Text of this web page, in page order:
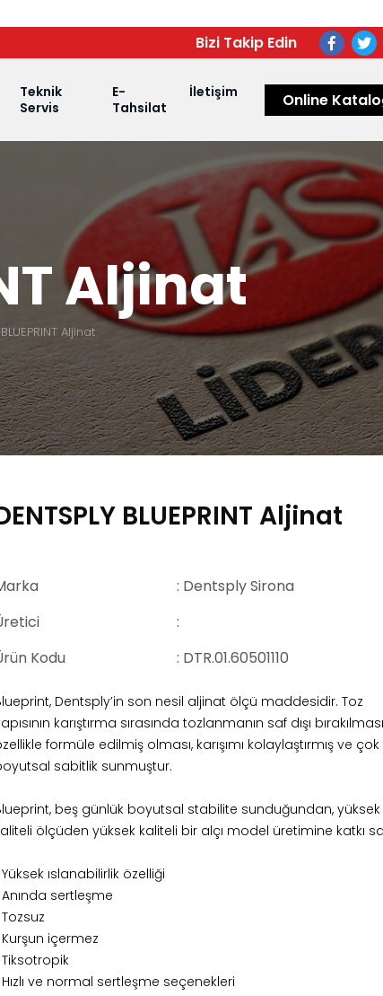
Bizi Takip Edin
Teknik
Servis
E-
Tahsilat
İletişim Online
Aljinat
Aljinat
BLUEPRINT Aljinat
: Dentsply Sirona
:
Kodu
: DTR.01.60501110
Dentsply’in son nesil aljinat ölçü maddesidir. Toz
karıştırma sırasında tozlanmanın saf dışı
formüle edilmiş olması, karışımı kolaylaştırmış ve
sabitlik sunmuştur.
beş günlük boyutsal stabilite sunduğundan, yüksek
ölçüden yüksek kaliteli bir alçı model üretimine katkı
Yüksek ıslanabilirlik özelliği
Anında sertleşme
Tozsuz
Kurşun içermez
Tiksotropik
Hızlı ve normal sertleşme seçenekleri